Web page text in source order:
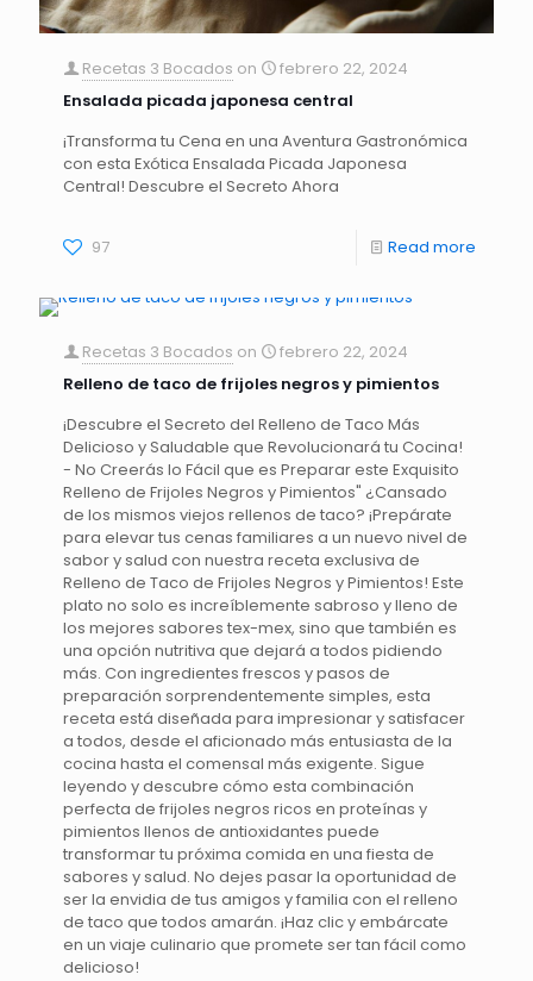
Recetas 3 Bocados on
febrero 22, 2024
Ensalada picada japonesa central
¡Transforma tu Cena en una Aventura Gastronómica
con esta Exótica Ensalada Picada Japonesa
Central! Descubre el Secreto Ahora
97 Read more
Recetas 3 Bocados on
febrero 22, 2024
Relleno de taco de frijoles negros y pimientos
¡Descubre el Secreto del Relleno de Taco Más
Delicioso y Saludable que Revolucionará tu Cocina!
- No Creerás lo Fácil que es Preparar este Exquisito
Relleno de Frijoles Negros y Pimientos" ¿Cansado
de los mismos viejos rellenos de taco? ¡Prepárate
para elevar tus cenas familiares a un nuevo nivel de
sabor y salud con nuestra receta exclusiva de
Relleno de Taco de Frijoles Negros y Pimientos! Este
plato no solo es increíblemente sabroso y lleno de
los mejores sabores tex-mex, sino que también es
una opción nutritiva que dejará a todos pidiendo
más. Con ingredientes frescos y pasos de
preparación sorprendentemente simples, esta
receta está diseñada para impresionar y satisfacer
a todos, desde el aficionado más entusiasta de la
cocina hasta el comensal más exigente. Sigue
leyendo y descubre cómo esta combinación
perfecta de frijoles negros ricos en proteínas y
pimientos llenos de antioxidantes puede
transformar tu próxima comida en una fiesta de
sabores y salud. No dejes pasar la oportunidad de
ser la envidia de tus amigos y familia con el relleno
de taco que todos amarán. ¡Haz clic y embárcate
en un viaje culinario que promete ser tan fácil como
delicioso!